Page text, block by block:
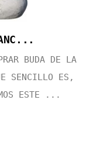
BUDA DE LA
SENCILLO ES,
ESTE ...